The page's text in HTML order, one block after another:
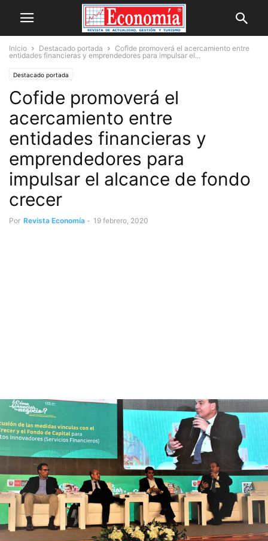
Inicio Destacado portada
Cofide promoverá el acercamiento entre
entidades financieras y emprendedores para impulsar el...
Destacado portada
Cofide promoverá el
acercamiento entre
entidades financieras y
emprendedores para
impulsar el alcance de fondo
crecer
Por Revista Economía - 19 febrero, 2020